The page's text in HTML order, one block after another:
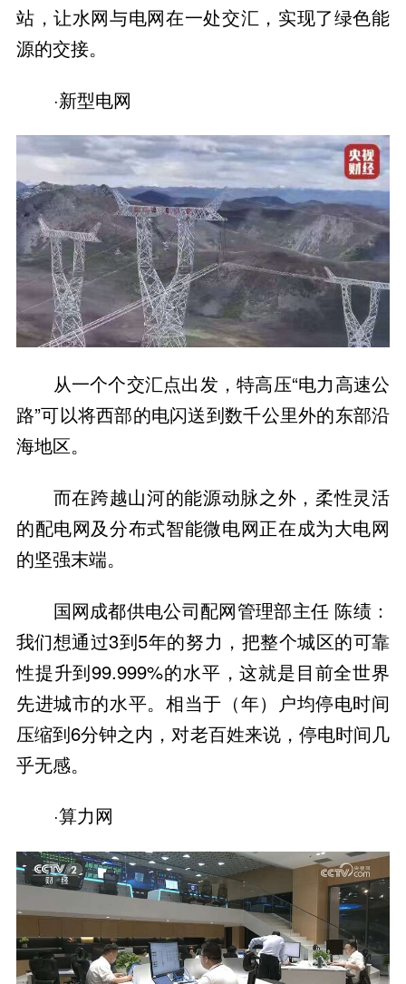
站，让水网与电网在一处交汇，实现了绿色能
源的交接。
·新型电网
从一个个交汇点出发，特高压“电力高速公
路”可以将西部的电闪送到数千公里外的东部沿
海地区。
而在跨越山河的能源动脉之外，柔性灵活
的配电网及分布式智能微电网正在成为大电网
的坚强末端。
国网成都供电公司配网管理部主任 陈绩：
我们想通过3到5年的努力，把整个城区的可靠
性提升到99.999%的水平，这就是目前全世界
先进城市的水平。相当于（年）户均停电时间
压缩到6分钟之内，对老百姓来说，停电时间几
乎无感。
·算力网